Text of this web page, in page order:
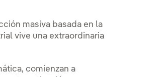
masiva basada en la
vive una extraordinaria
comienzan a